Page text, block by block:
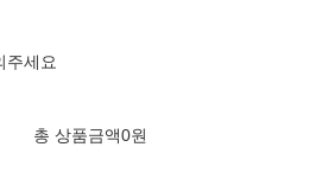
주세요
총 상품금액0원